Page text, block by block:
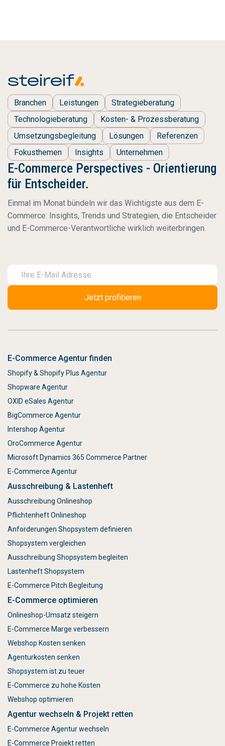
Branchen Leistungen
Strategieberatung
Technologieberatung
Kosten- & Prozessberatung
Umsetzungsbegleitung
Lösungen
Referenzen
Fokusthemen
Insights Unternehmen
E-Commerce Perspectives - Orientierung
für Entscheider.
Einmal im Monat bündeln wir das Wichtigste aus dem E-
Commerce: Insights, Trends und Strategien, die Entscheider
und E-Commerce-Verantwortliche wirklich weiterbringen.
E-Commerce Agentur finden
Shopify & Shopify Plus Agentur
Shopware Agentur
OXID eSales Agentur
BigCommerce Agentur
Intershop Agentur
OroCommerce Agentur
Microsoft Dynamics 365 Commerce Partner
E-Commerce Agentur
Ausschreibung & Lastenheft
Ausschreibung Onlineshop
Pflichtenheft Onlineshop
Anforderungen Shopsystem definieren
Shopsystem vergleichen
Ausschreibung Shopsystem begleiten
Lastenheft Shopsystem
E-Commerce Pitch Begleitung
E-Commerce optimieren
Onlineshop-Umsatz steigern
E-Commerce Marge verbessern
Webshop Kosten senken
Agenturkosten senken
Shopsystem ist zu teuer
E-Commerce zu hohe Kosten
Webshop optimieren
Agentur wechseln & Projekt retten
E-Commerce Agentur wechseln
E-Commerce Projekt retten